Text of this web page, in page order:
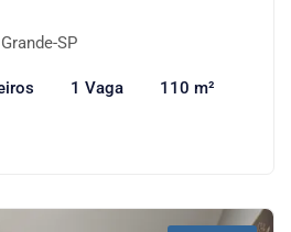
SP
1 Vaga 110 m²